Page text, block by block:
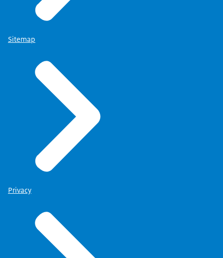
Sitemap
Privacy